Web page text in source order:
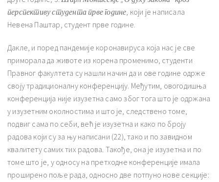
перспективу студента прве године, који је написала
Невена Паштар, студент прве године.
Дакле, и поред пандемије коронавируса која нас је све
приморала да животе из корена променимо, студенти
Правног факултета су нашли начин да и ове године одрже
своју традиционалну конференцију. Међутим, овогодишња
конференција није изузетна само због тога што је одржана
у изузетним околностима и што је, следствено томе,
подвиг сама по себи, већ је изузетна и како по броју
радова који су за њу написани (22), тако и по завидном
квалитету самих тих радова. Такође, она је изузетна и по
томе што је, у односу на претходне конференције имала
проширено поље рада, односно две потпуно нове секције: